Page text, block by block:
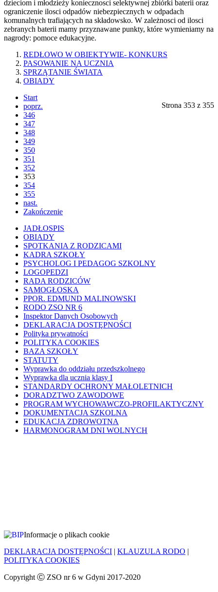
dzieciom i młodzieży koniecznosci selektywnej zbiórki baterii oraz
ograniczenie ilosci odpadów niebezpiecznych w odpadach
komunalnych trafiających na składowsko. W zależnosci od ilosci
zebranych baterii mamy przyznawane punkty, które wymieniamy na
nagrody: pomoce edukacyjne.
REDŁOWO W OBIEKTYWIE- KONKURS
PASOWANIE NA UCZNIA
SPRZĄTANIE ŚWIATA
OBIADY
Strona 353 z 355
Start
poprz.
346
347
348
349
350
351
352
353
354
355
nast.
Zakończenie
JADŁOSPIS
OBIADY
SPOTKANIA Z RODZICAMI
KADRA SZKOŁY
PSYCHOLOG I PEDAGOG SZKOLNY
LOGOPEDZI
RADA RODZICÓW
SAMOGŁOSKA
PPOR. EDMUND MALINOWSKI
RODO ZSO NR 6
Inspektor Danych Osobowych
DEKLARACJA DOSTĘPNOŚCI
Polityka prywatności
POLITYKA COOKIES
BAZA SZKOŁY
STATUTY
Wyprawka do oddziału przedszkolnego
Wyprawka dla ucznia klasy I
STANDARDY OCHRONY MAŁOLETNICH
DORADZTWO ZAWODOWE
PROGRAM WYCHOWAWCZO-PROFILAKTYCZNY
DOKUMENTACJA SZKOLNA
EDUKACJA ZDROWOTNA
HARMONOGRAM DNI WOLNYCH
DEKLARACJA DOSTĘPNOŚCI | KLAUZULA RODO |
POLITYKA COOKIES
Copyright Ⓒ ZSO nr 6 w Gdyni 2017-2020
Informacje o plikach cookie